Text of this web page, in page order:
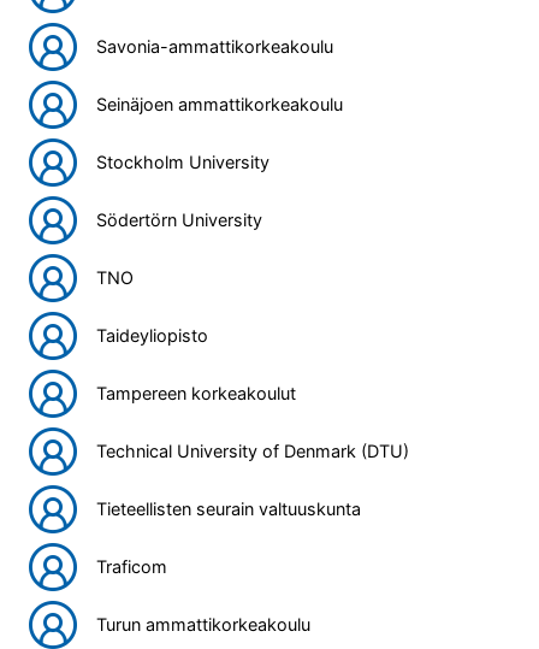
Savonia-ammattikorkeakoulu
Seinäjoen ammattikorkeakoulu
Stockholm University
Södertörn University
TNO
Taideyliopisto
Tampereen korkeakoulut
Technical University of Denmark (DTU)
Tieteellisten seurain valtuuskunta
Traficom
Turun ammattikorkeakoulu